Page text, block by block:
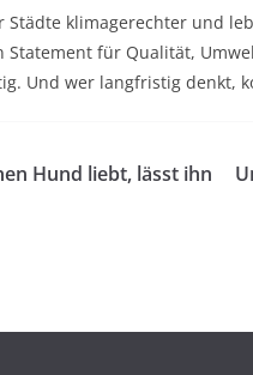
Städte klimagerechter und
Statement für Qualität,
Und wer langfristig denkt,
Hund liebt, lässt ihn